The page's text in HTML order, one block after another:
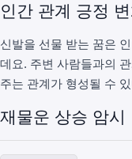
인간 관계 긍정
신발을 선물 받는 꿈은
데요. 주변 사람들과의
주는 관계가 형성될 수
재물운 상승 암시